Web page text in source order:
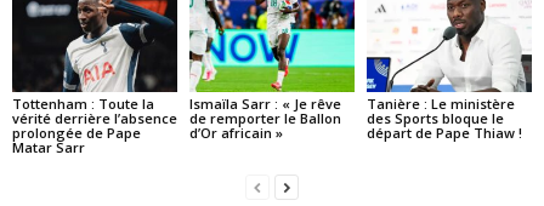
Tottenham : Toute la
vérité derrière l’absence
prolongée de Pape
Matar Sarr
Ismaïla Sarr : « Je rêve
de remporter le Ballon
d’Or africain »
Tanière : Le ministère
des Sports bloque le
départ de Pape Thiaw !